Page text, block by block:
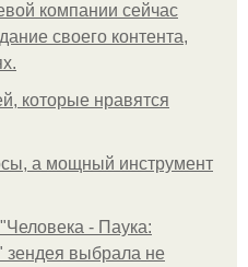
компании сейчас
своего контента,
которые нравятся
а мощный инструмент
- Паука:
выбрала не